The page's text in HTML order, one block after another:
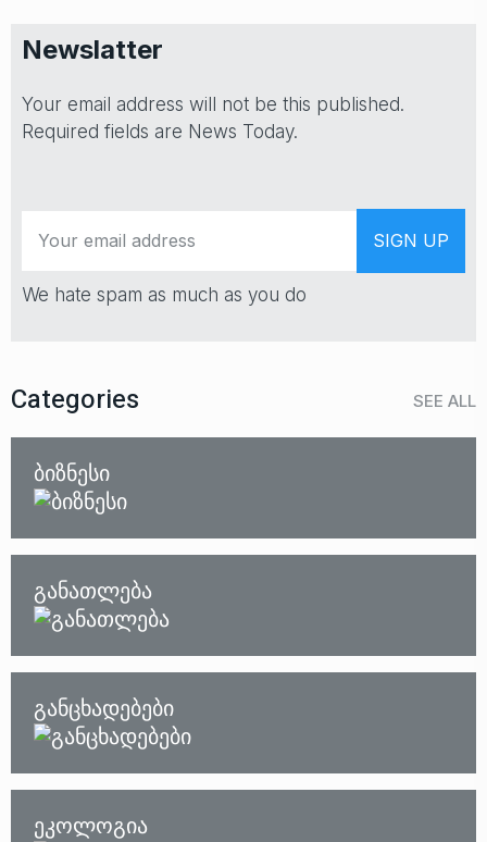
Newslatter
Your email address will not be this published.
Required fields are News Today.
We hate spam as much as you do
Categories SEE ALL
ბიზნესი
განათლება
განცხადებები
ეკოლოგია